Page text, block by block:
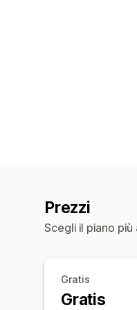
Prezzi
Scegli il piano
Gratis
Gratis